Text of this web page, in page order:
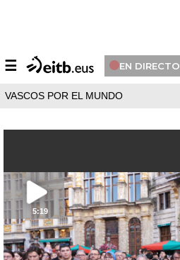
☰ EN DIRECTO
VASCOS POR EL MUNDO
5:19